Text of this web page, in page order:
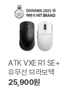
ATK VXE R1 SE+
유무선 브라보텍
25,900원